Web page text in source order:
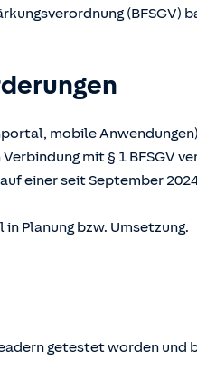
(BFSGV)
mobile
mit § 1 BFSGV
einer seit September
Planung bzw. Umsetzung.
getestet worden und